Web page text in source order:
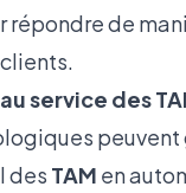
répondre de
service des
des TAM en